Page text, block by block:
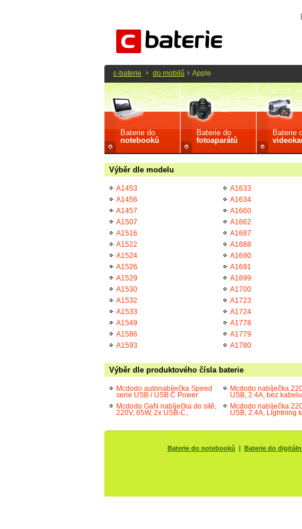
Baterie do
notebooků
Baterie do
fotoaparátů
Baterie
Výběr dle modelu
A1453
A1456
A1457
A1507
A1516
A1522
A1524
A1526
A1529
A1530
A1532
A1533
A1549
A1586
A1593
A1633
A1634
A1660
A1662
A1687
A1688
A1690
A1691
A1699
A1700
A1723
A1724
A1778
A1779
A1780
Výběr dle produktového čísla baterie
Mcdodo autonabíječka Speed
serie USB / USB C Power
Mcdodo GaN nabíječka do sítě,
220V, 65W, 2x USB-C,
Mcdodo nabíječka
USB, 2.4A, bez
Mcdodo nabíječka
USB, 2.4A, Lightning
c-baterie do mobilů Apple
Baterie do notebooků | Baterie do